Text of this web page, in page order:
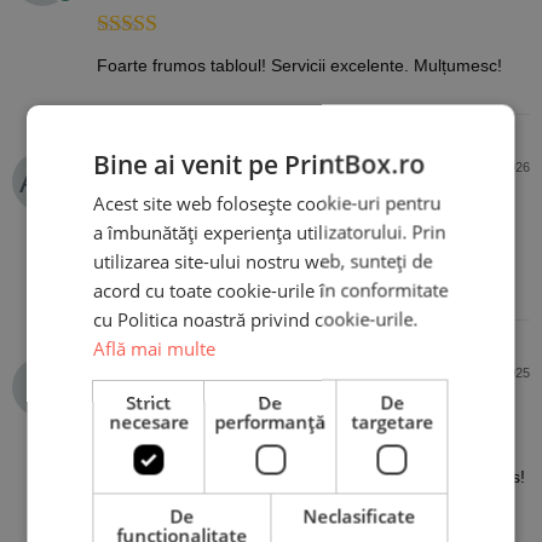
Evaluat la
din 5
Foarte frumos tabloul! Servicii excelente. Mulțumesc!
Alexandra Mihok
Cumpărător PrintBox
5 martie 2026
Evaluat la5
din 5
Un singur cuvânt .. MINUNAT 😻😻😻
Cumpărător PrintBox
16 iunie 2025
Evaluat la
din 5
Recomand cu încredere, a ieșit un tablou foarte frumos!
Bine ai venit pe PrintBox.ro
Acest site web folosește cookie-uri pentru
a îmbunătăți experiența utilizatorului. Prin
utilizarea site-ului nostru web, sunteți de
acord cu toate cookie-urile în conformitate
cu Politica noastră privind cookie-urile.
Află mai multe
Strict
necesare
De
performanță
De
targetare
De
funcţionalitate
Neclasificate